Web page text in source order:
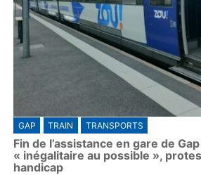
GAP TRAIN TRANSPORTS
Fin de l’assistance en gare de
« inégalitaire au possible »,
handicap